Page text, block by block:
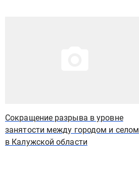
Сокращение разрыва в уровне
занятости между городом и селом
в Калужской области